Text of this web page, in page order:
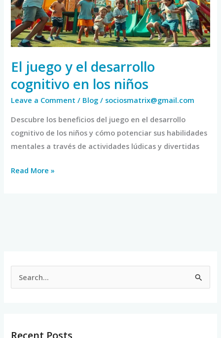
El juego y el desarrollo
cognitivo en los niños
Leave a Comment / Blog / sociosmatrix@gmail.com
Descubre los beneficios del juego en el desarrollo
cognitivo de los niños y cómo potenciar sus habilidades
mentales a través de actividades lúdicas y divertidas
cognitivo
en
los
niños
Read More »